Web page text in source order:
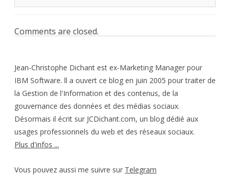
Comments are closed.
Jean-Christophe Dichant est ex-Marketing Manager pour
IBM Software. ll a ouvert ce blog en juin 2005 pour traiter de
la Gestion de l'Information et des contenus, de la
gouvernance des données et des médias sociaux.
Désormais il écrit sur JCDichant.com, un blog dédié aux
usages professionnels du web et des réseaux sociaux.
Plus d'infos ...
Vous pouvez aussi me suivre sur Telegram